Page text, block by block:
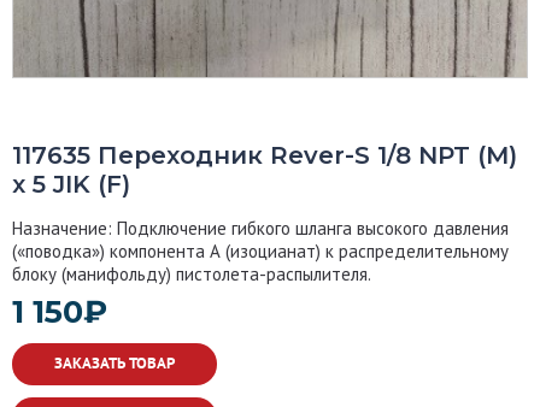
117635 Переходник Rever-S 1/8 NPT (M)
x 5 JIK (F)
Назначение: Подключение гибкого шланга высокого давления
(«поводка») компонента А (изоцианат) к распределительному
блоку (манифольду) пистолета-распылителя.
1 150₽
ЗАКАЗАТЬ ТОВАР